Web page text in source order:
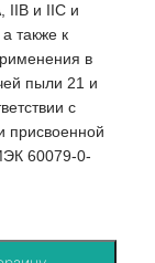
IIB и IIC и
также к
в
пыли 21 и
с
присвоенной
60079-0-